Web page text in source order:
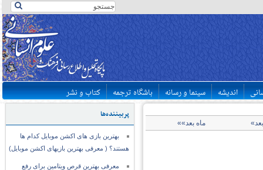
اندیشه سینما و رسانه باشگاه ترجمه کتاب و نشر
پربیننده‌ها
بهترین بازی های اکشن موبایل کدام ها
هستند؟ ( معرفی بهترین بازیهای اکشن موبایل)
معرفی بهترین قرص ویتامین برای رفع
ماه بعد»»